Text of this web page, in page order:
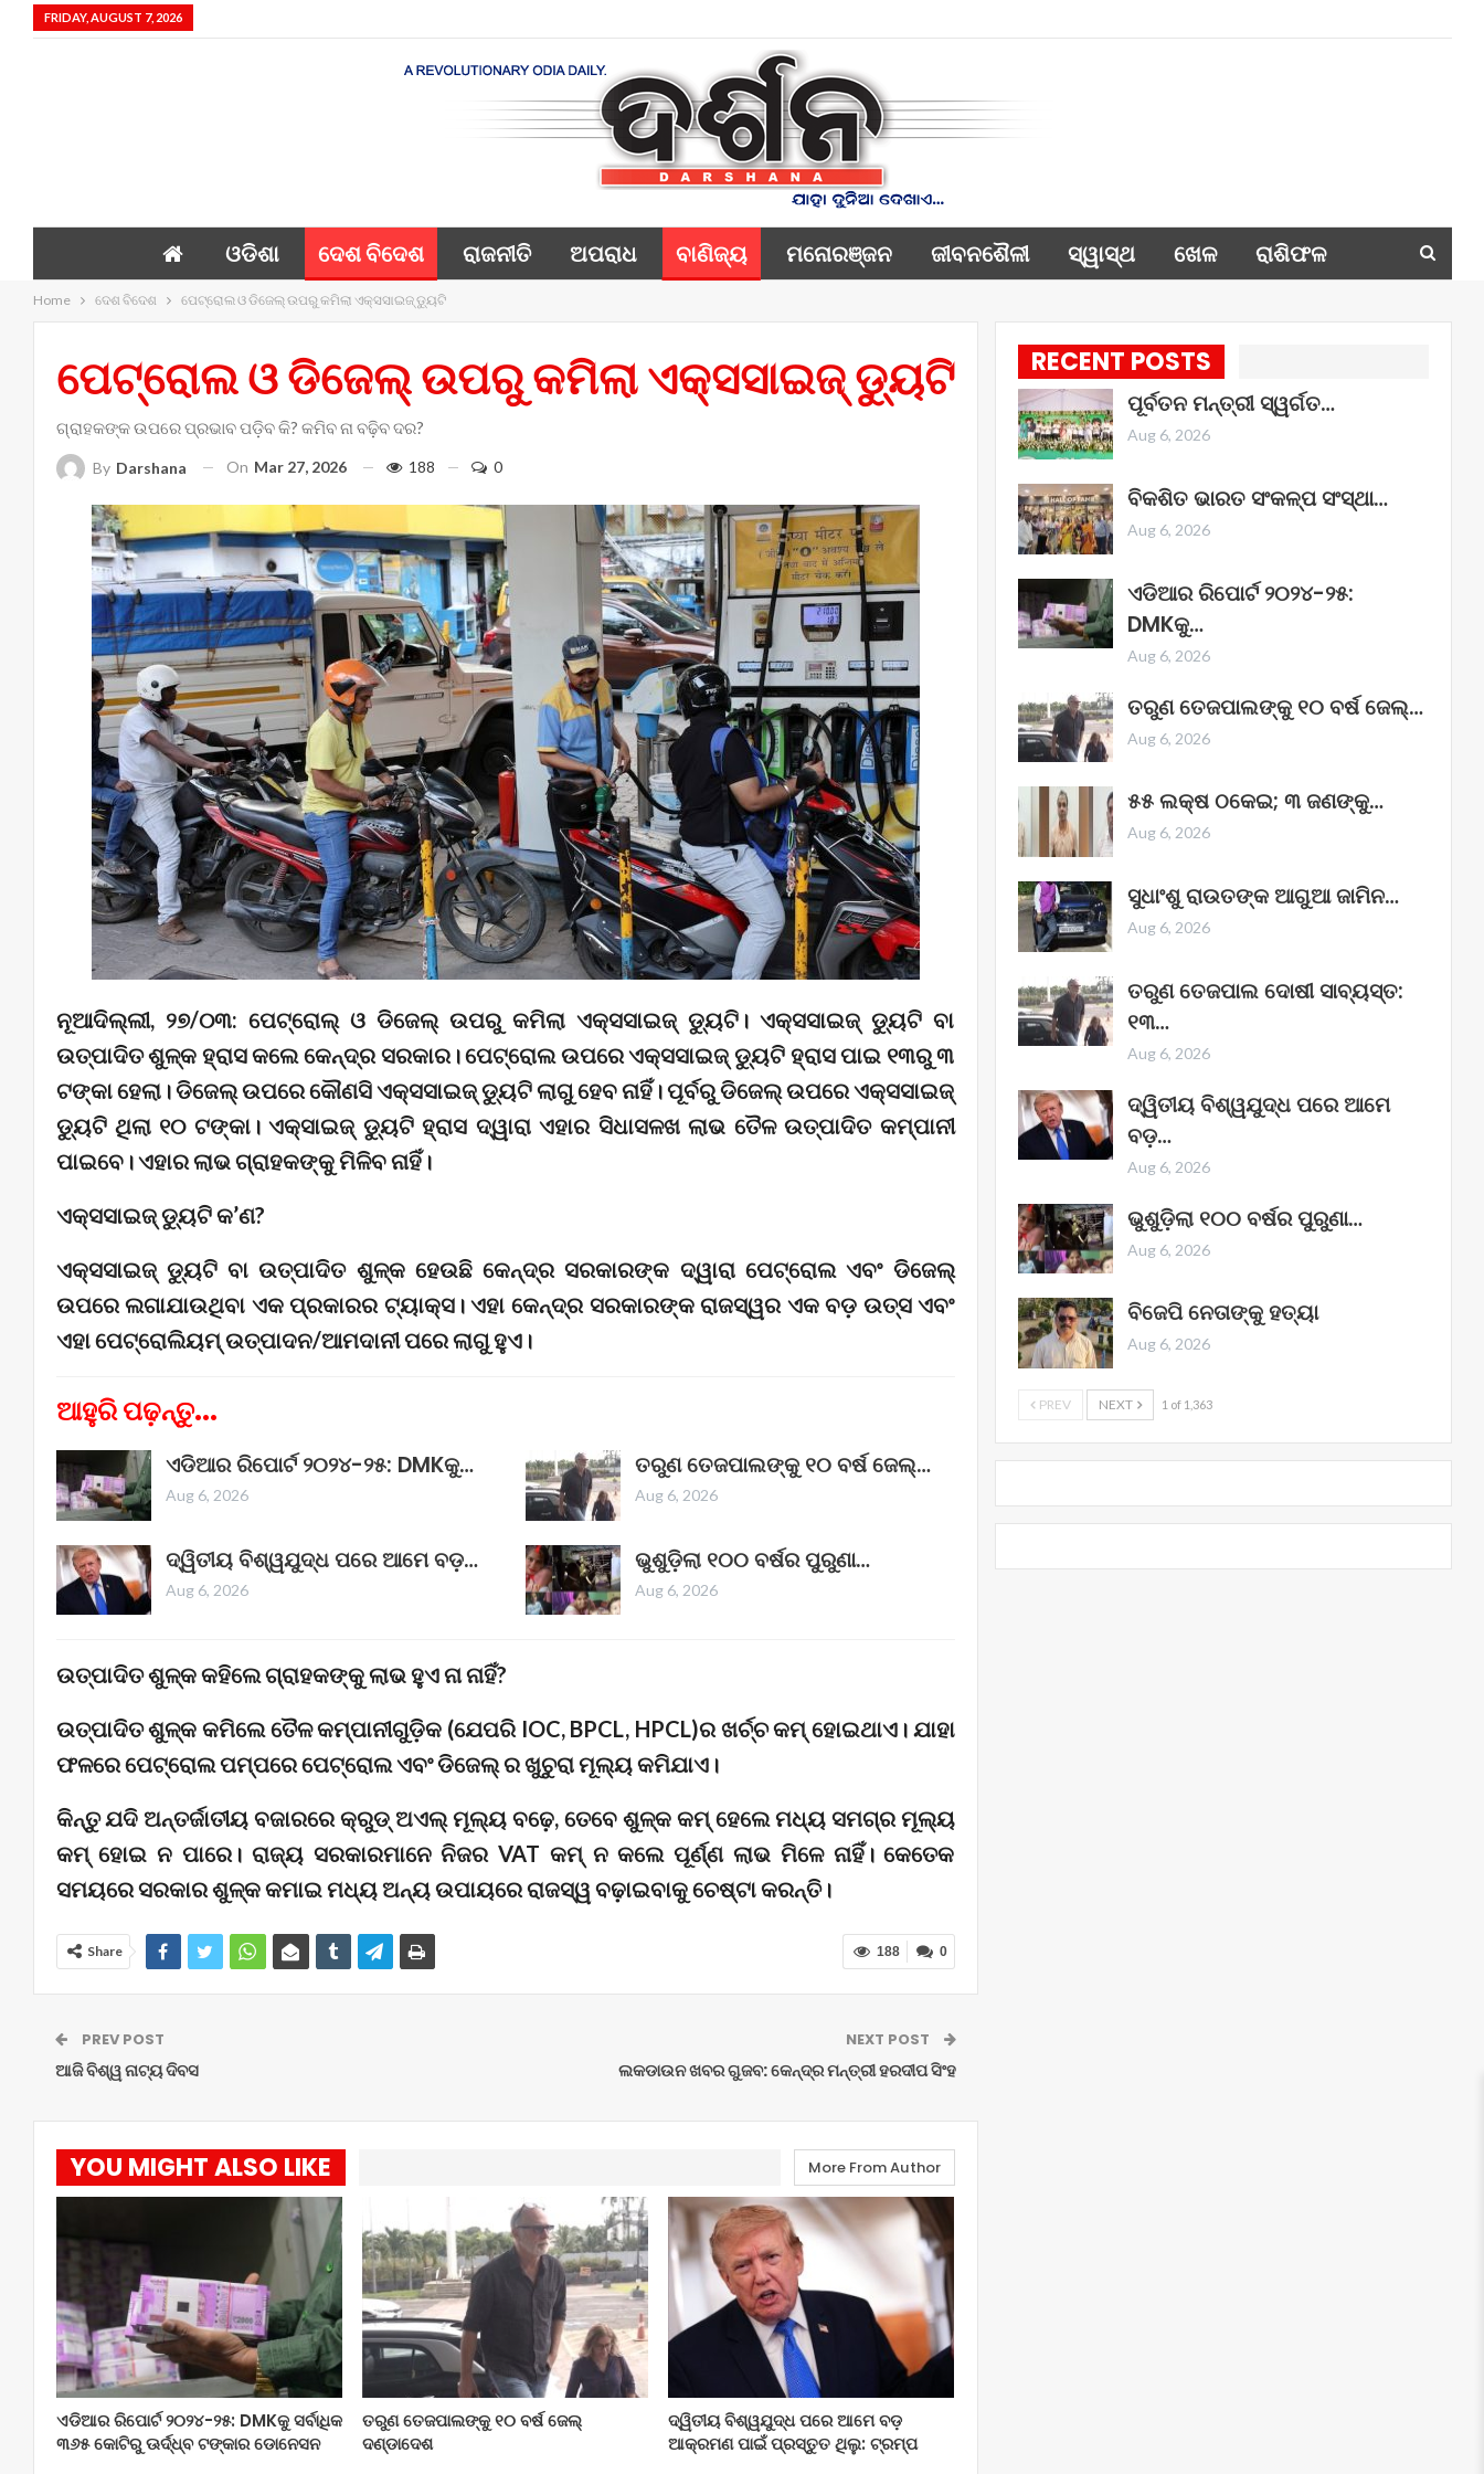
FRIDAY, AUGUST 7, 2026
ଓଡିଶା ଦେଶ ବିଦେଶ ରାଜନୀତି ଅପରାଧ ବାଣିଜ୍ୟ ମନୋରଞ୍ଜନ ଜୀବନଶୈଳୀ ସ୍ୱାସ୍ଥ ଖେଳ ରାଶିଫଳ
Home ଦେଶ ବିଦେଶ ପେଟ୍ରୋଲ ଓ ଡିଜେଲ୍ ଉପରୁ କମିଲା ଏକ୍ସସାଇଜ୍‌ ଡ୍ୟୁଟି
ପେଟ୍ରୋଲ ଓ ଡିଜେଲ୍ ଉପରୁ କମିଲା ଏକ୍ସସାଇଜ୍‌ ଡ୍ୟୁଟି
ଗ୍ରାହକଙ୍କ ଉପରେ ପ୍ରଭାବ ପଡ଼ିବ କି? କମିବ ନା ବଢ଼ିବ ଦର?
By Darshana On Mar 27, 2026 188 0
ନୂଆଦିଲ୍ଲୀ, ୨୭/୦୩: ପେଟ୍ରୋଲ୍‌ ଓ ଡିଜେଲ୍‌ ଉପରୁ କମିଲା ଏକ୍ସସାଇଜ୍‌ ଡ୍ୟୁଟି। ଏକ୍ସସାଇଜ୍‌ ଡ୍ୟୁଟି ବା
ଉତ୍ପାଦିତ ଶୁଳ୍କ ହ୍ରାସ କଲେ କେନ୍ଦ୍ର ସରକାର। ପେଟ୍ରୋଲ ଉପରେ ଏକ୍ସସାଇଜ୍‌ ଡ୍ୟୁଟି ହ୍ରାସ ପାଇ ୧୩ରୁ ୩
ଟଙ୍କା ହେଲା। ଡିଜେଲ୍ ଉପରେ କୌଣସି ଏକ୍ସସାଇଜ୍‌ ଡ୍ୟୁଟି ଲାଗୁ ହେବ ନାହିଁ। ପୂର୍ବରୁ ଡିଜେଲ୍ ଉପରେ ଏକ୍ସସାଇଜ୍‌
ଡ୍ୟୁଟି ଥିଲା ୧୦ ଟଙ୍କା। ଏକ୍ସାଇଜ୍ ଡ୍ୟୁଟି ହ୍ରାସ ଦ୍ୱାରା ଏହାର ସିଧାସଳଖ ଲାଭ ତୈଳ ଉତ୍ପାଦିତ କମ୍ପାନୀ
ପାଇବେ। ଏହାର ଲାଭ ଗ୍ରାହକଙ୍କୁ ମିଳିବ ନାହିଁ।
ଏକ୍ସସାଇଜ୍‌ ଡ୍ୟୁଟି କ’ଣ?
ଏକ୍ସସାଇଜ୍‌ ଡ୍ୟୁଟି ବା ଉତ୍ପାଦିତ ଶୁଳ୍କ ହେଉଛି କେନ୍ଦ୍ର ସରକାରଙ୍କ ଦ୍ୱାରା ପେଟ୍ରୋଲ ଏବଂ ଡିଜେଲ୍
ଉପରେ ଲଗାଯାଉଥିବା ଏକ ପ୍ରକାରର ଟ୍ୟାକ୍ସ। ଏହା କେନ୍ଦ୍ର ସରକାରଙ୍କ ରାଜସ୍ୱର ଏକ ବଡ଼ ଉତ୍ସ ଏବଂ
ଏହା ପେଟ୍ରୋଲିୟମ୍ ଉତ୍ପାଦନ/ଆମଦାନୀ ପରେ ଲାଗୁ ହୁଏ।
ଆହୁରି ପଢ଼ନ୍ତୁ...
ଏଡିଆର ରିପୋର୍ଟ ୨୦୨୪-୨୫: DMKକୁ…
Aug 6, 2026
ତରୁଣ ତେଜପାଲଙ୍କୁ ୧୦ ବର୍ଷ ଜେଲ୍‌…
Aug 6, 2026
ଦ୍ୱିତୀୟ ବିଶ୍ୱଯୁଦ୍ଧ ପରେ ଆମେ ବଡ଼…
Aug 6, 2026
ଭୁଶୁଡ଼ିଲା ୧୦୦ ବର୍ଷର ପୁରୁଣା…
Aug 6, 2026
ଉତ୍ପାଦିତ ଶୁଳ୍କ କହିଲେ ଗ୍ରାହକଙ୍କୁ ଲାଭ ହୁଏ ନା ନାହିଁ?
ଉତ୍ପାଦିତ ଶୁଳ୍କ କମିଲେ ତୈଳ କମ୍ପାନୀଗୁଡ଼ିକ (ଯେପରି IOC, BPCL, HPCL)ର ଖର୍ଚ୍ଚ କମ୍ ହୋଇଥାଏ। ଯାହା
ଫଳରେ ପେଟ୍ରୋଲ ପମ୍ପରେ ପେଟ୍ରୋଲ ଏବଂ ଡିଜେଲ୍ ର ଖୁଚୁରା ମୂଲ୍ୟ କମିଯାଏ।
କିନ୍ତୁ ଯଦି ଅନ୍ତର୍ଜାତୀୟ ବଜାରରେ କ୍ରୁଡ୍ ଅଏଲ୍ ମୂଲ୍ୟ ବଢ଼େ, ତେବେ ଶୁଳ୍କ କମ୍ ହେଲେ ମଧ୍ୟ ସମଗ୍ର ମୂଲ୍ୟ
କମ୍ ହୋଇ ନ ପାରେ। ରାଜ୍ୟ ସରକାରମାନେ ନିଜର VAT କମ୍ ନ କଲେ ପୂର୍ଣ୍ଣ ଲାଭ ମିଳେ ନାହିଁ। କେତେକ
ସମୟରେ ସରକାର ଶୁଳ୍କ କମାଇ ମଧ୍ୟ ଅନ୍ୟ ଉପାୟରେ ରାଜସ୍ୱ ବଢ଼ାଇବାକୁ ଚେଷ୍ଟା କରନ୍ତି।
0
188
Share
PREV POST
ଆଜି ବିଶ୍ୱ ନାଟ୍ୟ ଦିବସ
NEXT POST
ଲକଡାଉନ ଖବର ଗୁଜବ: କେନ୍ଦ୍ର ମନ୍ତ୍ରୀ ହରଦୀପ ସିଂହ
YOU MIGHT ALSO LIKE More From Author
ଏଡିଆର ରିପୋର୍ଟ ୨୦୨୪-୨୫: DMKକୁ ସର୍ବାଧିକ
୩୬୫ କୋଟିରୁ ଊର୍ଦ୍ଧ୍ବ ଟଙ୍କାର ଡୋନେସନ
ତରୁଣ ତେଜପାଲଙ୍କୁ ୧୦ ବର୍ଷ ଜେଲ୍‌
ଦଣ୍ଡାଦେଶ
ଦ୍ୱିତୀୟ ବିଶ୍ୱଯୁଦ୍ଧ ପରେ ଆମେ ବଡ଼
ଆକ୍ରମଣ ପାଇଁ ପ୍ରସ୍ତୁତ ଥିଲୁ: ଟ୍ରମ୍ପ
RECENT POSTS
ପୂର୍ବତନ ମନ୍ତ୍ରୀ ସ୍ୱର୍ଗତ…
Aug 6, 2026
ବିକଶିତ ଭାରତ ସଂକଳ୍ପ ସଂସ୍ଥା…
Aug 6, 2026
ଏଡିଆର ରିପୋର୍ଟ ୨୦୨୪-୨୫:
DMKକୁ…
Aug 6, 2026
ତରୁଣ ତେଜପାଲଙ୍କୁ ୧୦ ବର୍ଷ ଜେଲ୍‌…
Aug 6, 2026
୫୫ ଲକ୍ଷ ଠକେଇ; ୩ ଜଣଙ୍କୁ…
Aug 6, 2026
ସୁଧାଂଶୁ ରାଉତଙ୍କ ଆଗୁଆ ଜାମିନ…
Aug 6, 2026
ତରୁଣ ତେଜପାଲ ଦୋଷୀ ସାବ୍ୟସ୍ତ:
୧୩…
Aug 6, 2026
ଦ୍ୱିତୀୟ ବିଶ୍ୱଯୁଦ୍ଧ ପରେ ଆମେ
ବଡ଼…
Aug 6, 2026
ଭୁଶୁଡ଼ିଲା ୧୦୦ ବର୍ଷର ପୁରୁଣା…
Aug 6, 2026
ବିଜେପି ନେତାଙ୍କୁ ହତ୍ୟା
Aug 6, 2026
PREV NEXT 1 of 1,363